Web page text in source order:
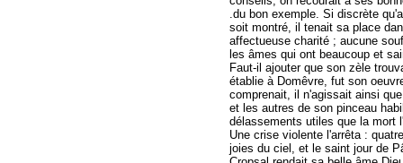
.du bon exemple. Si discrète
soit montré, il tenait sa place
affectueuse charité ; aucune
les âmes qui ont beaucoup et
Faut-il ajouter que son zèle
établie à Domêvre, fut son
comprenait, il n'agissait ainsi
et les autres de son pinceau
délassements utiles que la mort
Une crise violente l'arrêta :
joies du ciel, et le saint jour de